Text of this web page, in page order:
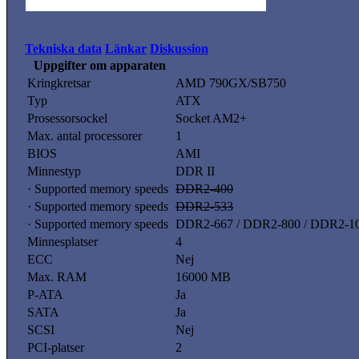
Tekniska data Länkar Diskussion
Uppgifter om apparaten
Kringkretsar
AMD 790GX/SB750
Typ
ATX
Prosessorsockel
Socket AM2+
Max. antal processorer
1
BIOS
AMI
Minnestyp
DDR II
· Supported memory speeds DDR2-400
· Supported memory speeds DDR2-533
· Supported memory speeds DDR2-667 / DDR2-800 / DDR2-
Minnesplatser
4
ECC
Nej
Max. RAM
16000 MB
P-ATA
Ja
SATA
Ja
SCSI
Nej
PCI-platser
2